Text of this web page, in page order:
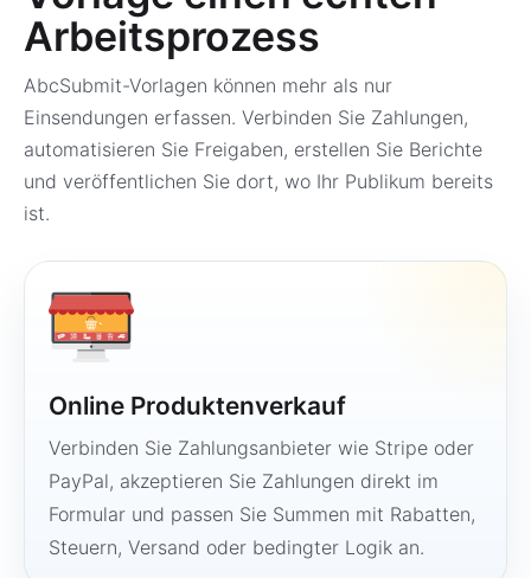
Arbeitsprozess
AbcSubmit-Vorlagen können mehr als nur
Einsendungen erfassen. Verbinden Sie Zahlungen,
automatisieren Sie Freigaben, erstellen Sie Berichte
und veröffentlichen Sie dort, wo Ihr Publikum bereits
ist.
Online Produktenverkauf
Verbinden Sie Zahlungsanbieter wie Stripe oder
PayPal, akzeptieren Sie Zahlungen direkt im
Formular und passen Sie Summen mit Rabatten,
Steuern, Versand oder bedingter Logik an.